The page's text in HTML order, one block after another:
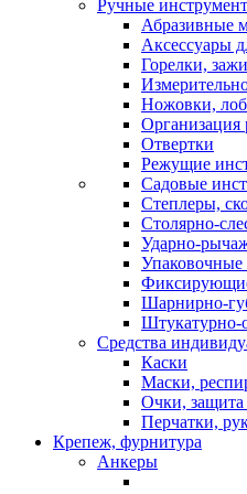
Ручные
Абразивные
Аксессуары
Горелки,
Ножовки,
Организация
Отвертки
Режущие
Садовые
Степлеры,
Столярно-
Ударно-
Упаковочные
Шарнирно-
Штукатурно-
Средства
Каски
Маски,
Очки, защита
Перчатки,
Крепеж, фурнитура
Анкеры